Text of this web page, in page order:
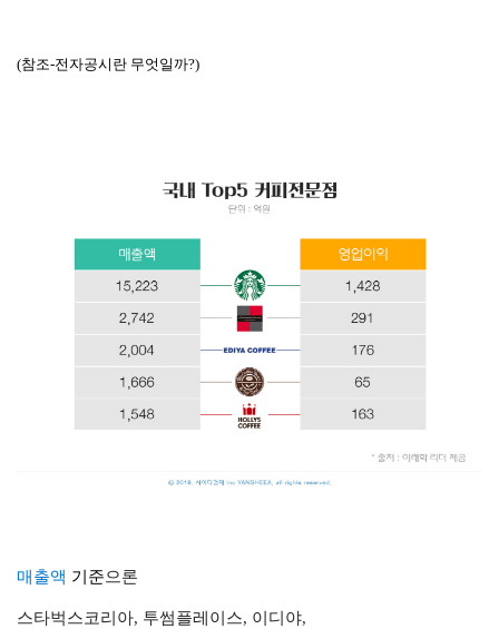
(참조-전자공시란 무엇일까?)
매출액 기준으론
스타벅스코리아, 투썸플레이스, 이디야,